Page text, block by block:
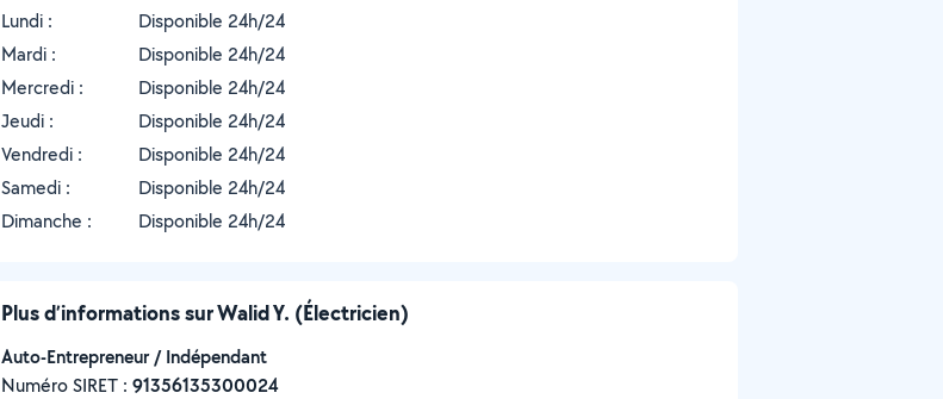
Lundi :
Disponible 24h/24
Mardi :
Disponible 24h/24
Mercredi :
Disponible 24h/24
Jeudi :
Disponible 24h/24
Vendredi :
Disponible 24h/24
Samedi :
Disponible 24h/24
Dimanche :
Disponible 24h/24
Plus d’informations sur Walid Y. (Électricien)
Auto-Entrepreneur / Indépendant
Numéro SIRET : ‍91356135300024